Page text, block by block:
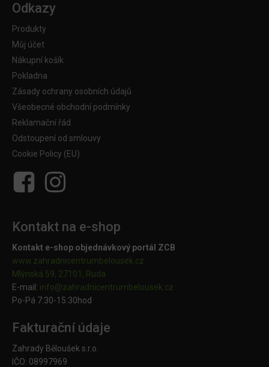
Odkazy
Produkty
Můj účet
Nákupní košík
Pokladna
Zásady ochrany osobních údajů
Všeobecné obchodní podmínky
Reklamační řád
Odstoupení od smlouvy
Cookie Policy (EU)
Kontakt na e-shop
Kontakt e-shop objednávkový portál ZCB
www.zahradnicentrumbelousek.cz
Mlýnská 59, 27101, Ruda
E-mail: info@zahradnicentrumbelousek.cz
Po-Pá 7:30-15:30hod
Fakturační údaje
Zahrady Běloušek s.r.o.
IČO: 08997969